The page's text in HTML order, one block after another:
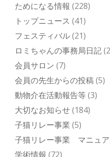
ためになる情報 (228)
トップニュース (41)
フェスティバル(21)
ロミちゃんの事務局日記
会員サロン (7)
会員の先生からの投稿(5)
動物介在活動報告等(3)
大切なお知らせ(184)
子猫リレー事業 (5)
子猫リレー事業 マニュ
学術情報 (72)